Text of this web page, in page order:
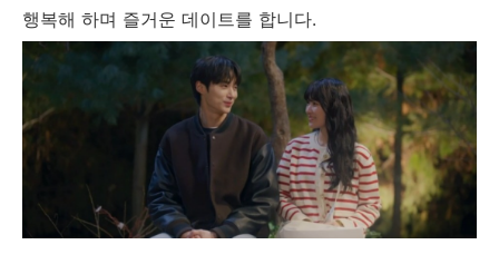
행복해 하며 즐거운 데이트를 합니다.